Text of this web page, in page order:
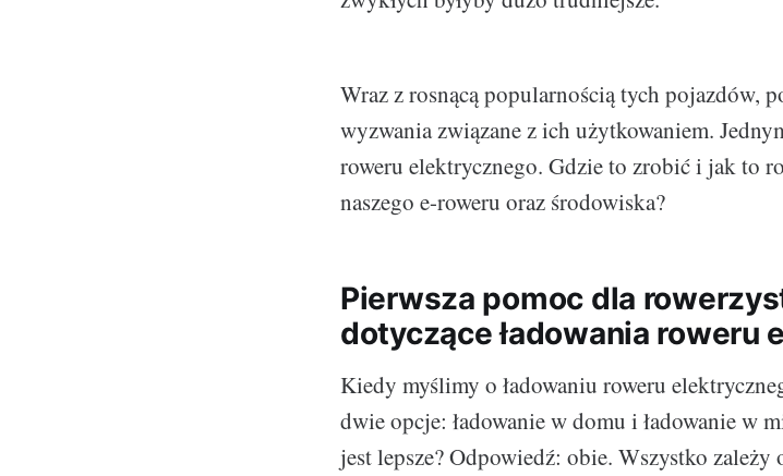
Wraz z rosnącą popularnością tych pojazdów,
wyzwania związane z ich użytkowaniem.
roweru elektrycznego. Gdzie to zrobić i jak to
naszego e-roweru oraz środowiska?
Pierwsza pomoc dla
dotyczące ładowania roweru
Kiedy myślimy o ładowaniu roweru
dwie opcje: ładowanie w domu i ładowanie w
jest lepsze? Odpowiedź: obie. Wszystko